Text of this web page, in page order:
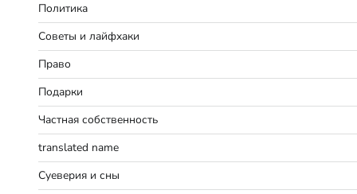
Политика
Советы и лайфхаки
Право
Подарки
Частная собственность
translated name
Суеверия и сны